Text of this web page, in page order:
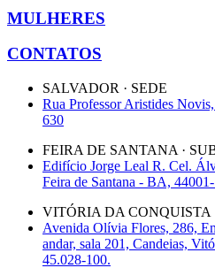
MULHERES
CONTATOS
SALVADOR · SEDE
Rua Professor Aristides
630
FEIRA DE SANTANA ·
Edifício Jorge Leal R. Cel.
Feira de Santana - BA,
VITÓRIA DA CONQUISTA
Avenida Olívia Flores, 286,
andar, sala 201, Candeias,
45.028-100.